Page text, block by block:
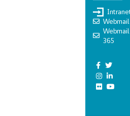
Webmail
Webmail
365